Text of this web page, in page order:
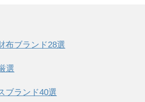
布ブランド28選
選
ブランド40選